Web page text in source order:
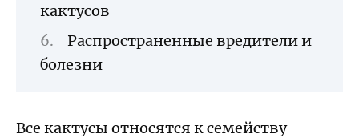
кактусов
Распространенные вредители и
болезни
Все кактусы относятся к семейству